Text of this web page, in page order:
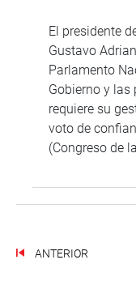
El presidente
Gustavo
Parlamento
Gobierno y las
requiere su
voto de
(Congreso de
ANTERIOR